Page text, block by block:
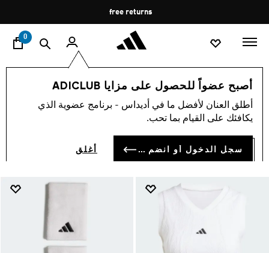
Pause
promotion
rotation
free returns
0
أصبح عضواً للحصول على مزايا ADICLUB
أطلق العنان لأفضل ما في أديداس - برنامج عضوية الذي
يكافئك على القيام بما تحب.
سجل الدخول أو انضم الآن أغلق
تشكيلات London Tennis
LONDON TENNIS (3)